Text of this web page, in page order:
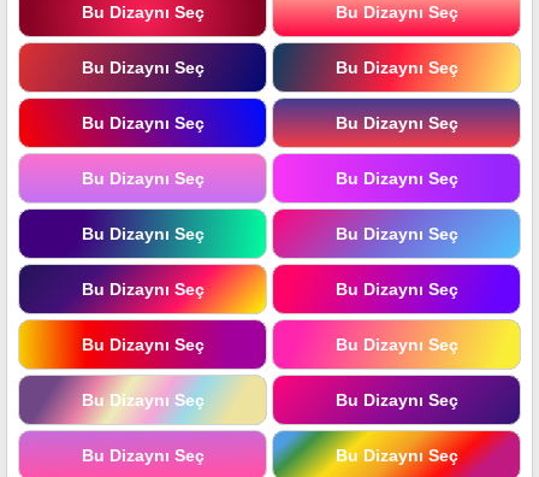
Bu Dizaynı Seç Bu Dizaynı Seç
Bu Dizaynı Seç Bu Dizaynı Seç
Bu Dizaynı Seç Bu Dizaynı Seç
Bu Dizaynı Seç Bu Dizaynı Seç
Bu Dizaynı Seç Bu Dizaynı Seç
Bu Dizaynı Seç Bu Dizaynı Seç
Bu Dizaynı Seç Bu Dizaynı Seç
Bu Dizaynı Seç Bu Dizaynı Seç
Bu Dizaynı Seç Bu Dizaynı Seç